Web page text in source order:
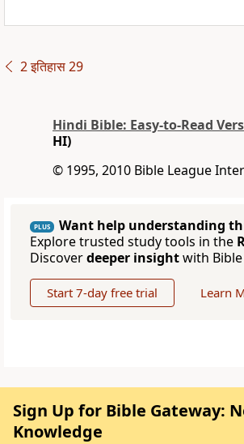
2 इतिहास 29
Hindi Bible: Easy-to-Read
HI)
© 1995, 2010 Bible League
PLUS
Want help understanding
Explore trusted study tools in the
Discoverdeeper insightwith
Start 7-day free trial Learn
Sign Up for Bible Gateway:
Knowledge